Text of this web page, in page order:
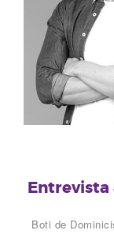
Entrevista
Boti de